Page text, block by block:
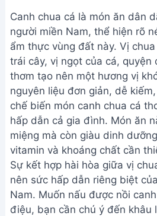
Canh chua cá là món ăn dân
người miền Nam, thể hiện rõ
ẩm thực vùng đất này. Vị
trái cây, vị ngọt của cá, quyện
thơm tạo nên một hương vị
nguyên liệu đơn giản, dễ
chế biến món canh chua cá
hấp dẫn cả gia đình. Món ăn
miệng mà còn giàu dinh
vitamin và khoáng chất cần
Sự kết hợp hài hòa giữa vị
nên sức hấp dẫn riêng biệt
Nam. Muốn nấu được nồi
điệu, bạn cần chú ý đến khâu